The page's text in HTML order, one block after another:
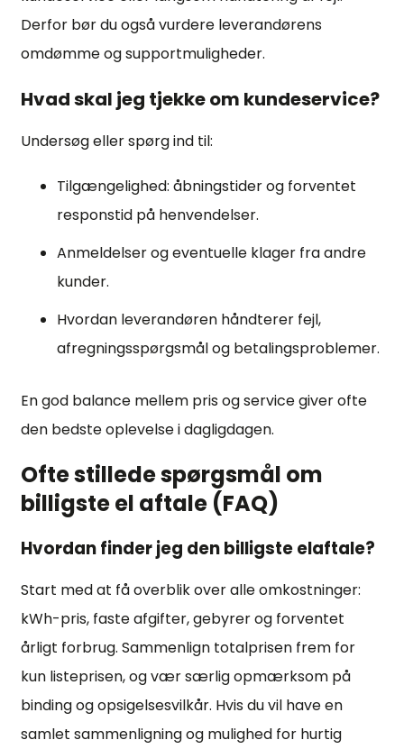
Derfor bør du også vurdere leverandørens
omdømme og supportmuligheder.
Hvad skal jeg tjekke om kundeservice?
Undersøg eller spørg ind til:
Tilgængelighed: åbningstider og forventet
responstid på henvendelser.
Anmeldelser og eventuelle klager fra andre
kunder.
Hvordan leverandøren håndterer fejl,
afregningsspørgsmål og betalingsproblemer.
En god balance mellem pris og service giver ofte
den bedste oplevelse i dagligdagen.
Ofte stillede spørgsmål om
billigste el aftale (FAQ)
Hvordan finder jeg den billigste elaftale?
Start med at få overblik over alle omkostninger:
kWh-pris, faste afgifter, gebyrer og forventet
årligt forbrug. Sammenlign totalprisen frem for
kun listeprisen, og vær særlig opmærksom på
binding og opsigelsesvilkår. Hvis du vil have en
samlet sammenligning og mulighed for hurtig